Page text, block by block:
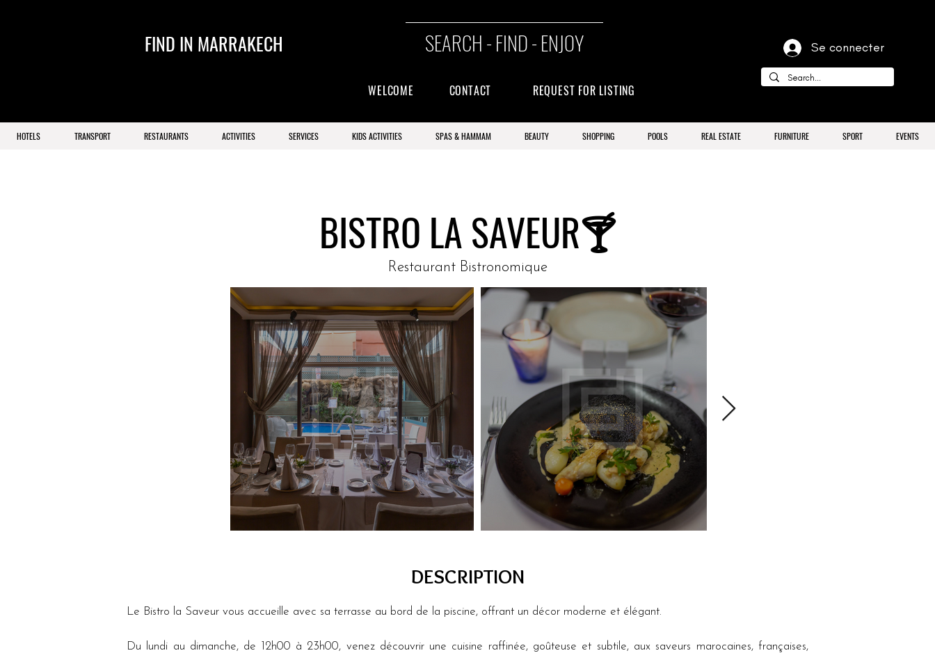
FIND IN MARRAKECH SEARCH - FIND - ENJOY
WELCOME CONTACT REQUEST FOR LISTING
Se connecter
HOTELS TRANSPORT RESTAURANTS ACTIVITIES SERVICES KIDS ACTIVITIES SPAS & HAMMAM BEAUTY SHOPPING POOLS REAL ESTATE FURNITURE SPORT EVENTS
BISTRO LA SAVEUR🍸
Restaurant Bistronomique
DESCRIPTION
Le Bistro la Saveur vous accueille avec sa terrasse au bord de la piscine, offrant un décor moderne et élégant.
Du lundi au dimanche, de 12h00 à 23h00, venez découvrir une cuisine raffinée, goûteuse et subtile, aux saveurs marocaines, françaises,